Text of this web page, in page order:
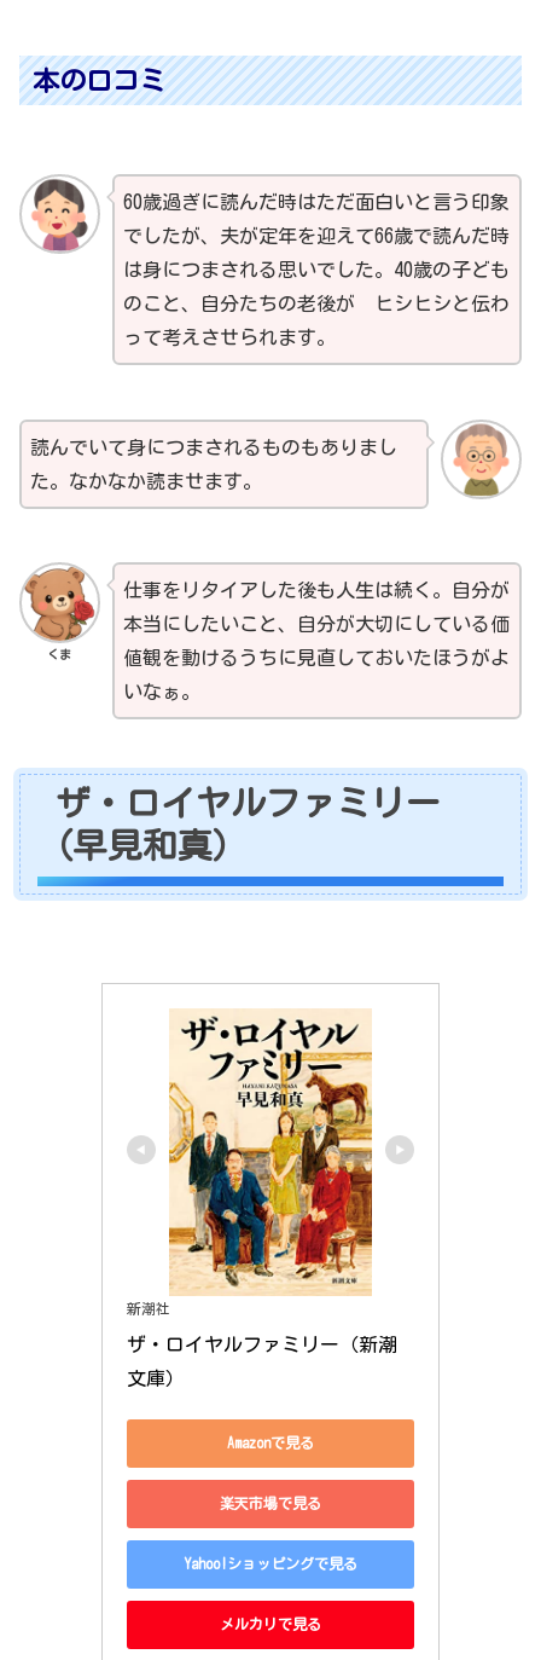
本の口コミ
60歳過ぎに読んだ時はただ面白いと言う印象
でしたが、夫が定年を迎えて66歳で読んだ時
は身につまされる思いでした。40歳の子ども
のこと、自分たちの老後が ヒシヒシと伝わ
って考えさせられます。
読んでいて身につまされるものもありまし
た。なかなか読ませます。
くま
仕事をリタイアした後も人生は続く。自分が
本当にしたいこと、自分が大切にしている価
値観を動けるうちに見直しておいたほうがよ
いなぁ。
ザ・ロイヤルファミリー
（早見和真）
新潮社
ザ・ロイヤルファミリー（新潮
文庫）
Amazonで見る
楽天市場で見る
Yahoo!ショッピングで見る
メルカリで見る